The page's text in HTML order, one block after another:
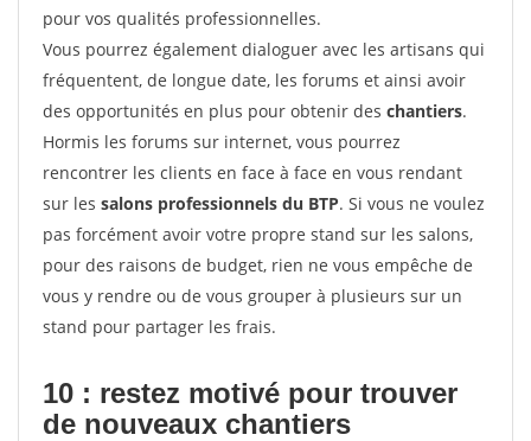
pour vos qualités professionnelles.
Vous pourrez également dialoguer avec les artisans qui
fréquentent, de longue date, les forums et ainsi avoir
des opportunités en plus pour obtenir des chantiers.
Hormis les forums sur internet, vous pourrez
rencontrer les clients en face à face en vous rendant
sur les salons professionnels du BTP. Si vous ne voulez
pas forcément avoir votre propre stand sur les salons,
pour des raisons de budget, rien ne vous empêche de
vous y rendre ou de vous grouper à plusieurs sur un
stand pour partager les frais.
10 : restez motivé pour trouver
de nouveaux chantiers